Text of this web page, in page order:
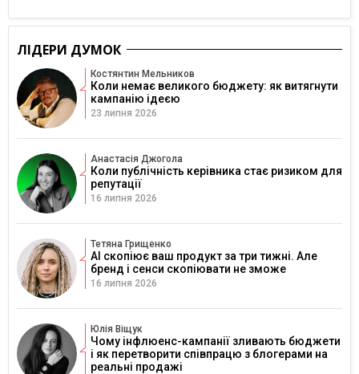
ЛІДЕРИ ДУМОК
Костянтин Мельников
Коли немає великого бюджету: як витягнути
кампанію ідеєю
23 липня 2026
Анастасія Джогола
Коли публічність керівника стає ризиком для
репутації
16 липня 2026
Тетяна Грищенко
AI скопіює ваш продукт за три тижні. Але
бренд і сенси скопіювати не зможе
16 липня 2026
Юлія Віщук
Чому інфлюенс-кампанії зливають бюджети
і як перетворити співпрацю з блогерами на
реальні продажі